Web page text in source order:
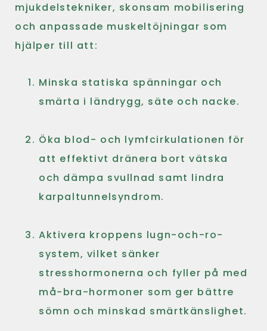
mjukdelstekniker, skonsam mobilisering
och anpassade muskeltöjningar som
hjälper till att:
Minska statiska spänningar och
smärta i ländrygg, säte och nacke.
Öka blod- och lymfcirkulationen för
att effektivt dränera bort vätska
och dämpa svullnad samt lindra
karpaltunnelsyndrom.
Aktivera kroppens lugn-och-ro-
system, vilket sänker
stresshormonerna och fyller på med
må-bra-hormoner som ger bättre
sömn och minskad smärtkänslighet.